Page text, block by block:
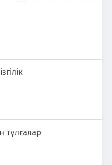
ізгілік
тұлғалар